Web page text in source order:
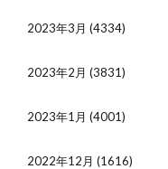
2023年3月 (4334)
2023年2月 (3831)
2023年1月 (4001)
2022年12月 (1616)